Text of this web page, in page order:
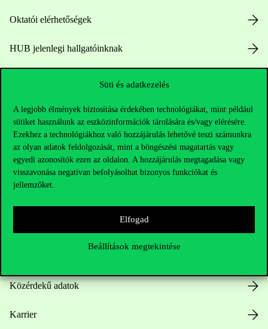
Süti és adatkezelés
A legjobb élmények biztosítása érdekében technológiákat, mint például
sütiket használunk az eszközinformációk tárolására és/vagy elérésére.
Ezekhez a technológiákhoz való hozzájárulás lehetővé teszi számunkra
az olyan adatok feldolgozását, mint a böngészési magatartás vagy
egyedi azonosítók ezen az oldalon. A hozzájárulás megtagadása vagy
visszavonása negatívan befolyásolhat bizonyos funkciókat és
jellemzőket.
Elfogad
Beállítások megtekintése
Oktatói elérhetőségek
HUB jelenlegi hallgatóinknak
Hasznos linkek
Közérdekű adatok
Karrier